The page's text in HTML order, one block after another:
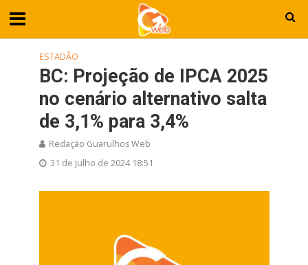
ESTADÃO
BC: Projeção de IPCA 2025
no cenário alternativo salta
de 3,1% para 3,4%
Redação Guarulhos Web
31 de julho de 2024 18:51